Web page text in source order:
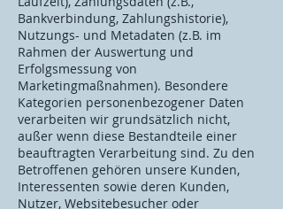
Bankverbindung, Zahlungshistorie),
Nutzungs- und Metadaten (z.B. im
Rahmen der Auswertung und
Erfolgsmessung von
Marketingmaßnahmen). Besondere
Kategorien personenbezogener Daten
verarbeiten wir grundsätzlich nicht,
außer wenn diese Bestandteile einer
beauftragten Verarbeitung sind. Zu den
Betroffenen gehören unsere Kunden,
Interessenten sowie deren Kunden,
Nutzer, Websitebesucher oder